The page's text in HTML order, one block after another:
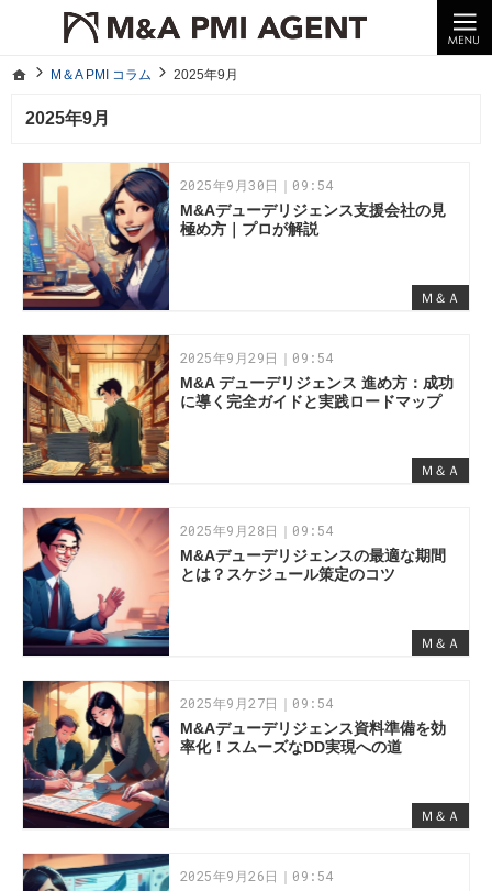
ホームM＆A PMI コラム 2025年9月
2025年9月
10年以上の経験。企業の経営統合や売却はM＆A PMI AGENTへ。
M＆A PMI コラム｜M＆A・PMI・事業承継のポイントや成功事例をわかりやすくご紹介
Ｍ＆Ａ
2025年9月30日｜09:54
M&Aデューデリジェンス支援会社の見
極め方｜プロが解説
Ｍ＆Ａ
2025年9月29日｜09:54
M&A デューデリジェンス 進め方：成功
に導く完全ガイドと実践ロードマップ
Ｍ＆Ａ
2025年9月28日｜09:54
M&Aデューデリジェンスの最適な期間
とは？スケジュール策定のコツ
Ｍ＆Ａ
2025年9月27日｜09:54
M&Aデューデリジェンス資料準備を効
率化！スムーズなDD実現への道
2025年9月26日｜09:54
ホームM＆A PMI コラム 2025年9月